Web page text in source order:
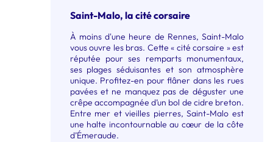
Saint-Malo, la cité corsaire
À moins d'une heure de Rennes, Saint-Malo
vous ouvre les bras. Cette « cité corsaire » est
réputée pour ses remparts monumentaux,
ses plages séduisantes et son atmosphère
unique. Profitez-en pour flâner dans les rues
pavées et ne manquez pas de déguster une
crêpe accompagnée d’un bol de cidre breton.
Entre mer et vieilles pierres, Saint-Malo est
une halte incontournable au cœur de la côte
d’Émeraude.